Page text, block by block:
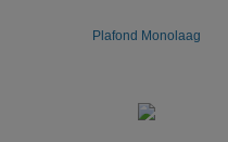
Plafond Monolaag